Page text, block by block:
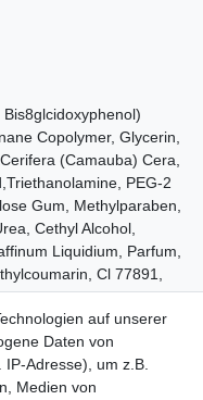
Copolymer, Glycerin,
(Camauba) Cera,
PEG-2
Gum, Methylparaben,
Cethyl Alcohol,
Liquidium, Parfum,
Cl 77891,
auf unserer
Daten von
Adresse), um z.B.
Medien von